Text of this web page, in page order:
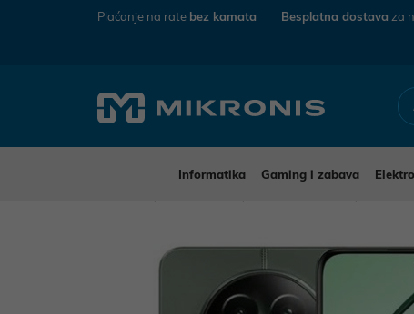
Plaćanje na rate bez kamata Besplatna dostava za
Informatika Gaming i zabava